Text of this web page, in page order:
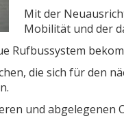
Mit der
Mobilität und der
Rufbussystem
die sich für den
und